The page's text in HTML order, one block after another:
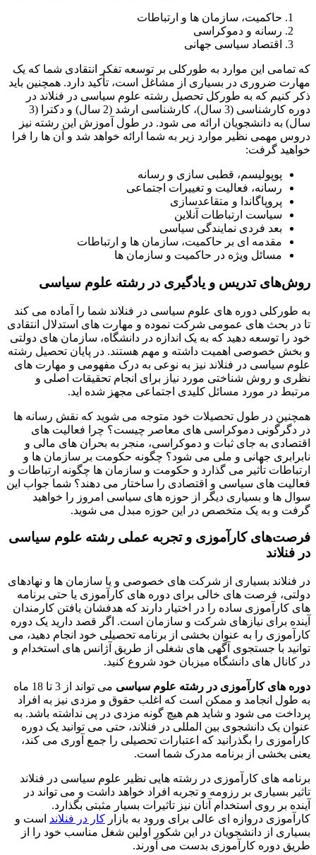
حاکمیت، سازمان ها و ارتباطات
رسانه و دموکراسی
اقتصاد سیاسی جهانی
که تمامی این موارد به طورکلی بر توسعه تفکر انتقادی شما که یک
مهارت ضروری در بسیاری از مشاغل است، تأکید دارد. همچنین باید
ذکر کنیم که به طورکل تحصیل رشته علوم سیاسی در فنلاند در
دوره کارشناسی (3 سال)، کارشناسی ارشد (2 سال) و دکترا (3
سال) به دانشجویان ارائه می شود. در طول آموزش این رشته نیز
دروس مهمی نظیر موارد زیر به شما ارائه خواهد شد و آن ها را فرا
خواهید گرفت:
پوپولیسم، قطبی سازی و رسانه
رسانه، فعالیت و تغییرات اجتماعی
پروپاگاندا و متقاعدسازی
سیاست ارتباطات آنلاین
بعد فردی نمایندگی سیاسی
مقدمه ای بر حاکمیت، سازمان ها و ارتباطات
مسائل ویژه در حاکمیت و سازمان ها
روش‌های تدریس و یادگیری در رشته علوم سیاسی
به طورکلی دوره های علوم سیاسی در فنلاند شما را آماده می کند
تا در بحث های عمومی شرکت نموده و مهارت های استدلال انتقادی
خود را توسعه دهید که به یک اندازه در دانشگاه، سازمان های دولتی
و بخش خصوصی اهمیت داشته و مهم هستند. در پایان تحصیل رشته
علوم سیاسی در فنلاند نیز به نوعی به درک مفهومی و مهارت های
نظری و روش شناختی مورد نیاز برای انجام تحقیقات اصلی و
مرتبط در مورد مسائل کلیدی اجتماعی مجهز شده اید.
همچنین در طول تحصیلات خود متوجه می شوید که نقش رسانه ها
در دگرگونی دموکراسی های معاصر چیست؟ چرا فعالیت های
اقتصادی به جای ثبات و دموکراسی، منجر به بحران های مالی و
نابرابری جهانی و ملی می شود؟ چگونه حکومت بر سازمان ها و
ارتباطات تأثیر می گذارد و حکومت و سازمان ها چگونه ارتباطات و
فعالیت های سیاسی و اقتصادی را ساختار می دهند؟ شما جواب این
سوال ها و بسیاری دیگر از حوزه های سیاسی امروز را خواهید
گرفت و به یک متخصص در این حوزه مبدل می شوید.
فرصت‌های کارآموزی و تجربه عملی رشته علوم سیاسی
در فنلاند
در فنلاند بسیاری از شرکت های خصوصی و یا سازمان ها و نهادهای
دولتی، فرصت های خالی برای دوره های کارآموزی یا حتی برنامه
های کارآموزی ساده را در اختیار دارند که هدفشان یافتن کارمندان
آینده برای نیازهای شرکت و سازمان است. اگر قصد دارید یک دوره
کارآموزی را به عنوان بخشی از برنامه تحصیلی خود انجام دهید، می
توانید با جستجوی آگهی های شغلی از طریق آژانس های استخدام و
در کانال های دانشگاه میزبان خود شروع کنید.
دوره های کارآموزی در رشته علوم سیاسی
می تواند از 3 تا 18 ماه
به طول انجامد و ممکن است که اغلب حقوق و مزدی نیز به افراد
پرداخت می شود و شاید هم هیچ گونه مزدی در پی نداشته باشد. به
عنوان یک دانشجوی بین المللی در فنلاند، حتی می توانید یک دوره
کارآموزی را بگذرانید که اعتبارات تحصیلی را جمع آوری می کند،
یعنی بخشی از برنامه مدرک شما است.
برنامه های کارآموزی در رشته هایی نظیر علوم سیاسی در فنلاند
تاثیر بسیاری بر رزومه و تجربه افراد خواهد داشت و می تواند در
آینده بر روی استخدام آنان نیز تاثیرات بسیار مثبتی بگذارد.
کارآموزی دروازه ای عالی برای ورود به بازار کار در فنلاند است و
بسیاری از دانشجویان در این شکور اولین شغل مناسب خود را از
طریق دوره کارآموزی بدست می آورند.